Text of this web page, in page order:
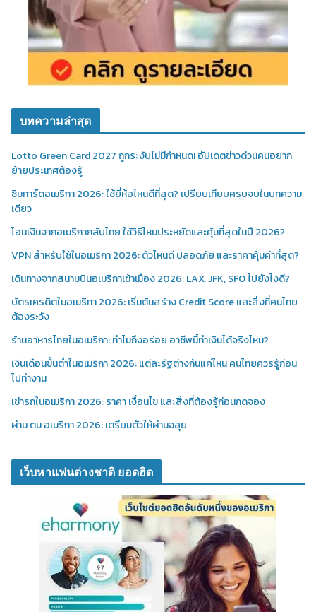
บทความล่าสุด
Lotto Green Card 2027 ถูกระงับไม่มีกำหนด! อัปเดตข่าวด่วนคนอยาก
ย้ายประเทศต้องรู้
ซิมการ์ดอเมริกา 2026: ใช้ยี่ห้อไหนดีที่สุด? เปรียบเทียบครบจบในบทความ
เดียว
โอนเงินจากอเมริกากลับไทย ใช้วิธีไหนประหยัดและคุ้มที่สุดในปี 2026?
VPN สำหรับใช้ในอเมริกา 2026: ตัวไหนดี ปลอดภัย และราคาคุ้มค่าที่สุด?
เดินทางจากสนามบินอเมริกาเข้าเมือง 2026: LAX, JFK, SFO ไปยังไงดี?
บัตรเครดิตในอเมริกา 2026: เริ่มต้นสร้าง Credit Score และสิ่งที่คนไทย
ต้องระวัง
ร้านอาหารไทยในอเมริกา: ทำไมถึงอร่อย อาชีพนี้ทำเงินได้จริงไหม?
เงินเดือนขั้นต่ำในอเมริกา 2026: แต่ละรัฐต่างกันแค่ไหน คนไทยควรรู้ก่อน
ไปทำงาน
เช่ารถในอเมริกา 2026: ราคา เงื่อนไข และสิ่งที่ต้องรู้ก่อนกดจอง
ผ่าน ตม อเมริกา 2026: เตรียมตัวให้ผ่านฉลุย
เว็บหาแฟนต่างชาติ ยอดฮิต